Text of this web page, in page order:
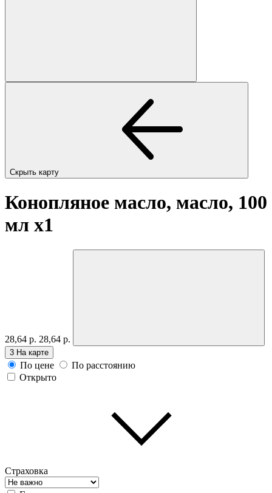
Скрыть карту
Конопляное масло, масло, 100
мл x1
28,64 р. 28,64 р.
3 На карте
По цене
По расстоянию
Открыто
Страховка